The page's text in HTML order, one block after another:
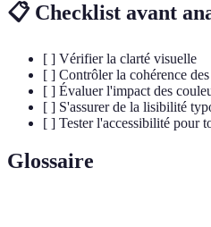
📋 Checklist avant
[ ] Vérifier la clarté visuelle
[ ] Contrôler la cohérence
[ ] Évaluer l'impact des
[ ] S'assurer de la lisibilité
[ ] Tester l'accessibilité pour
Glossaire